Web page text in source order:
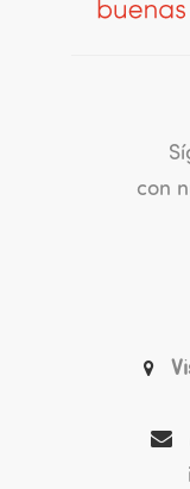
con